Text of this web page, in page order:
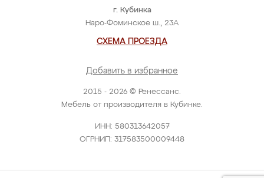
2015 - 2026 © Ренессанс.
Мебель от производителя в Кубинке.
ИНН: 580313642057
ОГРНИП: 317583500009448
г. Кубинка
Наро-Фоминское ш., 23А
СХЕМА ПРОЕЗДА
Добавить в избранное